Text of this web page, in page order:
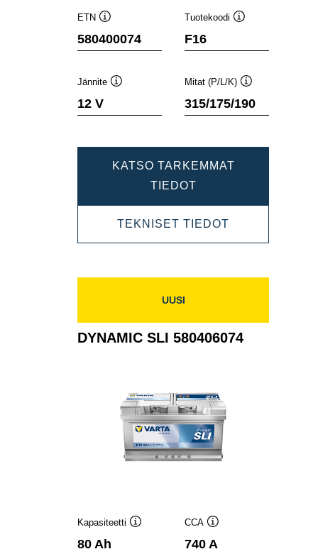
ETN
580400074
Tuotekoodi
F16
Jännite
12 V
Mitat (P/L/K)
315/175/190
KATSO TARKEMMAT
TIEDOTDYNAMIC
SLI
580400074
TEKNISET TIEDOT
SLI
UUSI
DYNAMIC SLI 580406074
Kapasiteetti
80 Ah
CCA
740 A